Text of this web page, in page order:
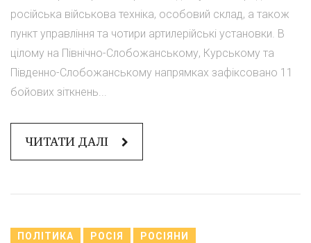
російська військова техніка, особовий склад, а також
пункт управління та чотири артилерійські установки. В
цілому на Північно-Слобожанському, Курському та
Південно-Слобожанському напрямках зафіксовано 11
бойових зіткнень...
ЧИТАТИ ДАЛІ
ПОЛІТИКА РОСІЯ РОСІЯНИ